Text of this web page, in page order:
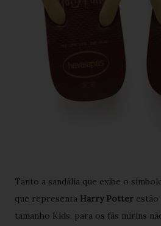
Tanto a sandália que exibe o
que representa Harry Potter estão
tamanho Kids, para os fãs mirins